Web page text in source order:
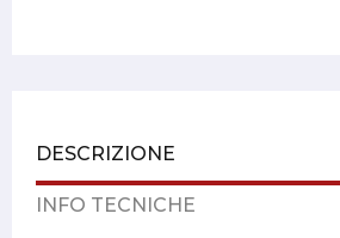
DESCRIZIONE
INFO TECNICHE